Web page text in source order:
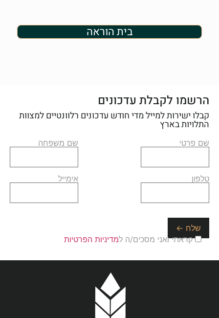
בית הוראה
הרשמו לקבלת עדכונים
קבלו ישירות למייל מדי חודש עדכונים רלוונטיים למצוות
התלויות בארץ
שם פרטי שם משפחה
טלפון אימייל
קראתי ואני מסכים/ה למדיניות הפרטיות